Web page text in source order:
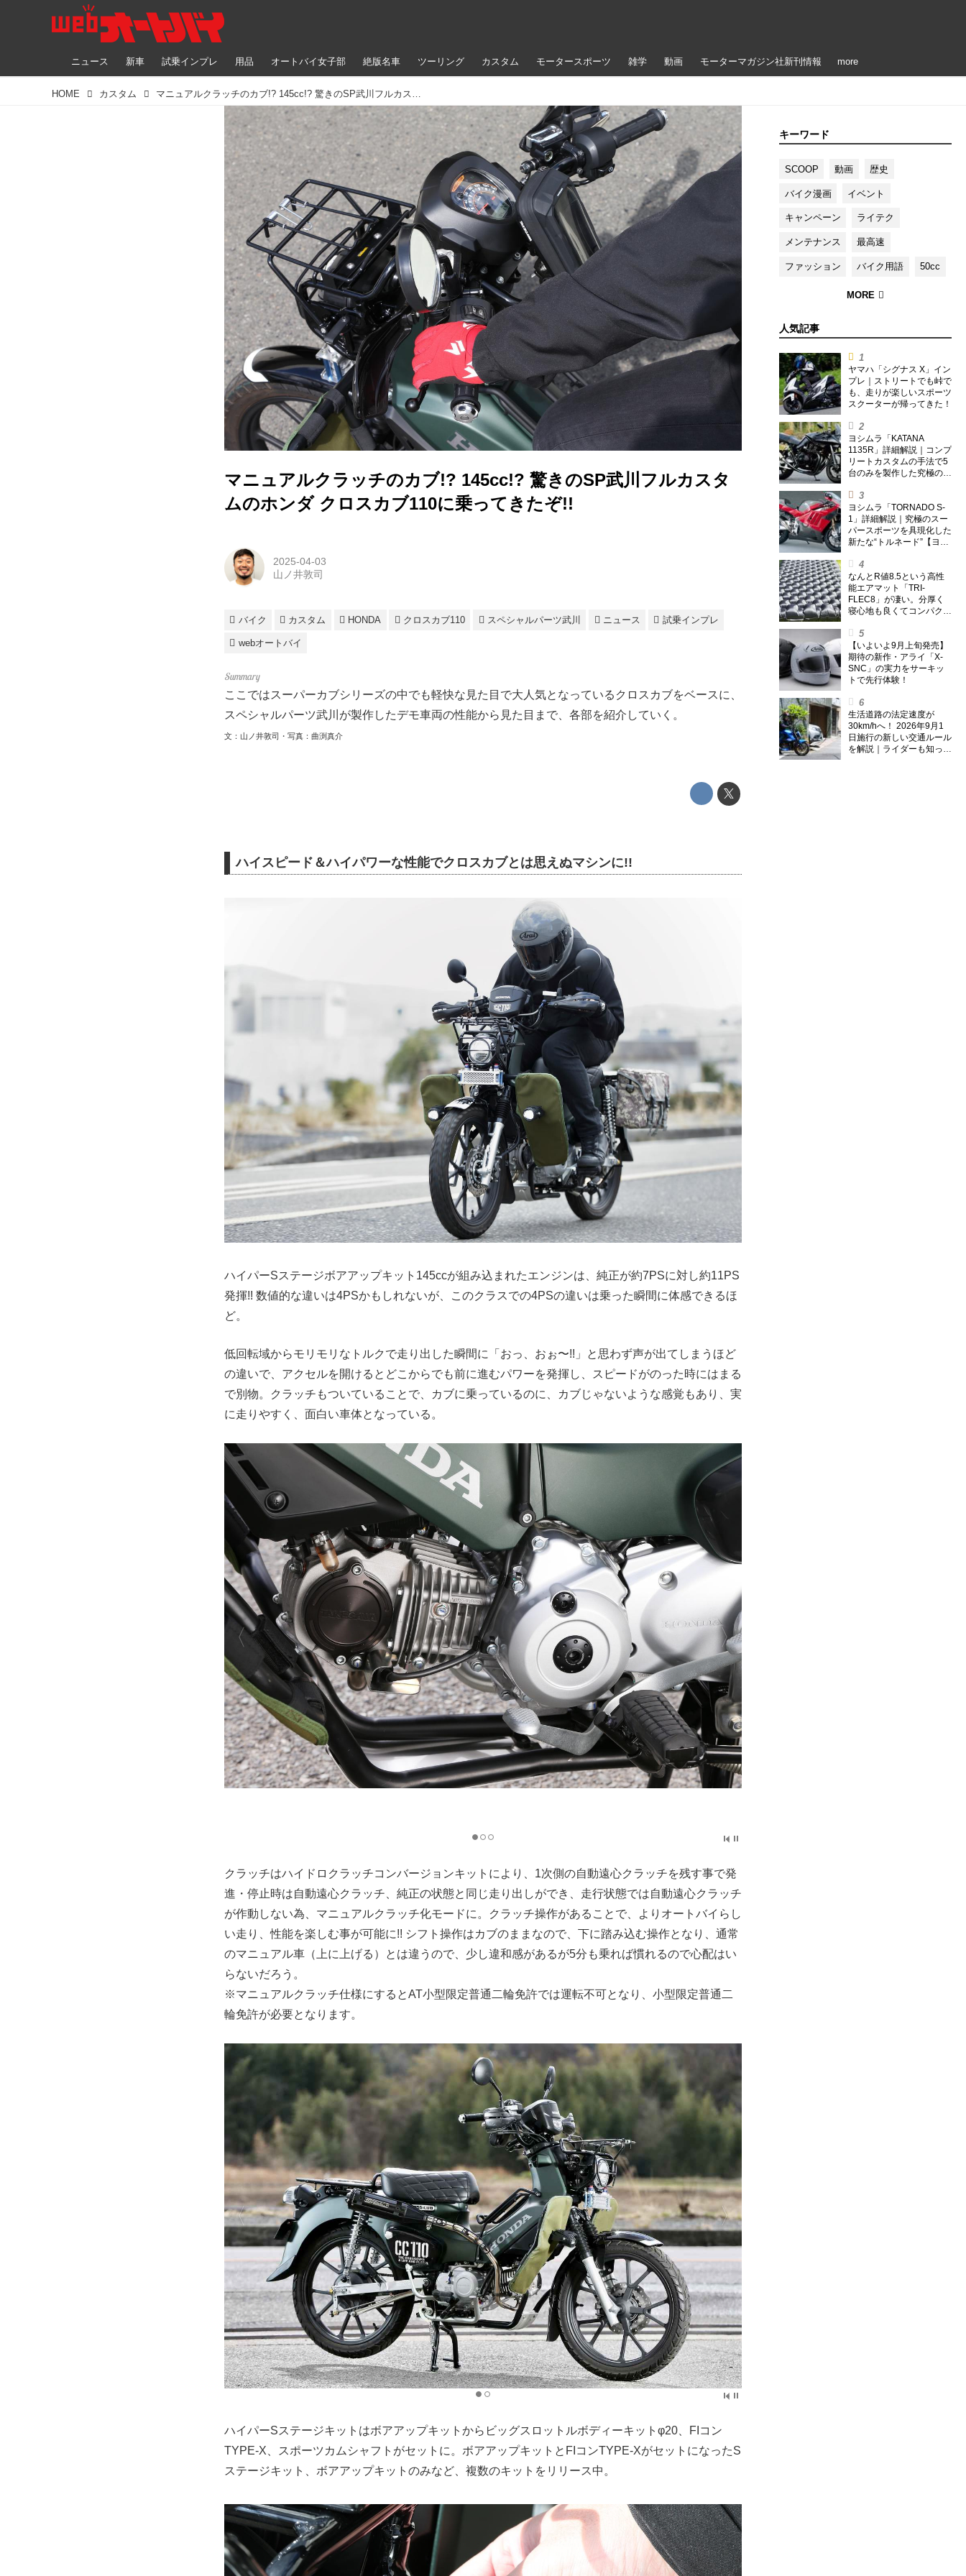
ニュース 新車 試乗インプレ 用品 オートバイ女子部 絶版名車 ツーリング カスタム モータースポーツ 雑学 動画 モーターマガジン社新刊情報 more
HOME カスタム マニュアルクラッチのカブ!? 145cc!? 驚きのSP武川フルカスタムのホンダ クロスカブ110に乗ってきたぞ!!
マニュアルクラッチのカブ!? 145cc!? 驚きのSP武川フルカスタ
ムのホンダ クロスカブ110に乗ってきたぞ!!
キーワード
SCOOP 動画 歴史
バイク漫画 イベント
キャンペーン ライテク
メンテナンス 最高速
ファッション バイク用語 50cc
人気記事
ヤマハ「シグナス X」イン
プレ｜ストリートでも峠で
も、走りが楽しいスポーツ
スクーターが帰ってきた！
ヨシムラ「KATANA
1135R」詳細解説｜コンプ
リートカスタムの手法で5
台のみを製作した究極の銘
ヨシムラ「TORNADO S-
1」詳細解説｜究極のスー
パースポーツを具現化した
新たな“トルネード”【ヨシ
なんとR値8.5という高性
能エアマット「TRI-
FLEC8」が凄い。分厚く
寝心地も良くてコンパクト
トを試してみた〈若林浩志
のスーパー・カブカブ・ダ
イアリーズ Vol.385〉
【いよいよ9月上旬発売】
期待の新作・アライ「X-
SNC」の実力をサーキッ
トで先行体験！
生活道路の法定速度が
30km/hへ！ 2026年9月1
日施行の新しい交通ルール
を解説｜ライダーも知って
2025-04-03
山ノ井敦司
バイク カスタム HONDA クロスカブ110 スペシャルパーツ武川 ニュース 試乗インプレ
webオートバイ
ここではスーパーカブシリーズの中でも軽快な見た目で大人気となっているクロスカブをベースに、
スペシャルパーツ武川が製作したデモ車両の性能から見た目まで、各部を紹介していく。
文：山ノ井敦司・写真：曲渕真介
ハイスピード＆ハイパワーな性能でクロスカブとは思えぬマシンに!!
ハイパーSステージボアアップキット145ccが組み込まれたエンジンは、純正が約7PSに対し約11PS
発揮!! 数値的な違いは4PSかもしれないが、このクラスでの4PSの違いは乗った瞬間に体感できるほ
ど。
低回転域からモリモリなトルクで走り出した瞬間に「おっ、おぉ〜!!」と思わず声が出てしまうほど
の違いで、アクセルを開けるとどこからでも前に進むパワーを発揮し、スピードがのった時にはまる
で別物。クラッチもついていることで、カブに乗っているのに、カブじゃないような感覚もあり、実
に走りやすく、面白い車体となっている。
クラッチはハイドロクラッチコンバージョンキットにより、1次側の自動遠心クラッチを残す事で発
進・停止時は自動遠心クラッチ、純正の状態と同じ走り出しができ、走行状態では自動遠心クラッチ
が作動しない為、マニュアルクラッチ化モードに。クラッチ操作があることで、よりオートバイらし
い走り、性能を楽しむ事が可能に!! シフト操作はカブのままなので、下に踏み込む操作となり、通常
のマニュアル車（上に上げる）とは違うので、少し違和感があるが5分も乗れば慣れるので心配はい
らないだろう。
※マニュアルクラッチ仕様にするとAT小型限定普通二輪免許では運転不可となり、小型限定普通二
輪免許が必要となります。
ハイパーSステージキットはボアアップキットからビッグスロットルボディーキットφ20、FIコン
TYPE-X、スポーツカムシャフトがセットに。ボアアップキットとFIコンTYPE-XがセットになったS
ステージキット、ボアアップキットのみなど、複数のキットをリリース中。